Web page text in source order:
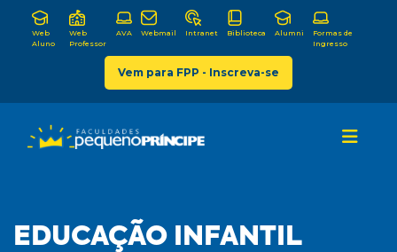
Web
Aluno
Web
Professor
AVA Webmail Intranet Biblioteca Alumni
Formas de
Ingresso
Vem para FPP - Inscreva-se
EDUCAÇÃO INFANTIL